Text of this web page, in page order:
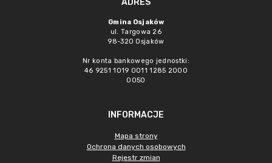
ADRES
Gmina Osjaków
ul. Targowa 26
98-320 Osjaków
Nr konta bankowego jednostki:
46 9251 1019 0011 1285 2000
0050
INFORMACJE
Mapa strony
Ochrona danych osobowych
Rejestr zmian